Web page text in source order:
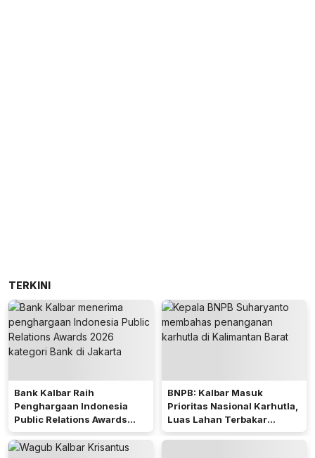
TERKINI
Bank Kalbar Raih
Penghargaan Indonesia
Public Relations Awards
2026
BNPB: Kalbar Masuk
Prioritas Nasional Karhutla,
Luas Lahan Terbakar
Peringkat Keempat